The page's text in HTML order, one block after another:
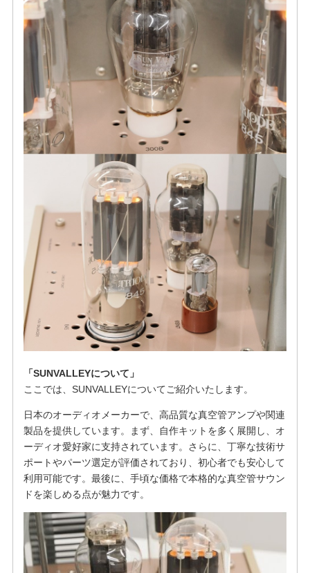
「SUNVALLEYについて」
ここでは、SUNVALLEYについてご紹介いたします。
日本のオーディオメーカーで、高品質な真空管アンプや関連
製品を提供しています。まず、自作キットを多く展開し、オ
ーディオ愛好家に支持されています。さらに、丁寧な技術サ
ポートやパーツ選定が評価されており、初心者でも安心して
利用可能です。最後に、手頃な価格で本格的な真空管サウン
ドを楽しめる点が魅力です。